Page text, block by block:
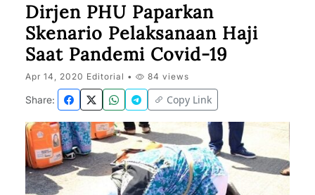
Dirjen PHU Paparkan
Skenario Pelaksanaan Haji
Saat Pandemi Covid-19
Apr 14, 2020 Editorial • 84 views
Share: Copy Link